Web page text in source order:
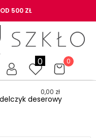
500 ZŁ
0 0
0,00 zł
deserowy